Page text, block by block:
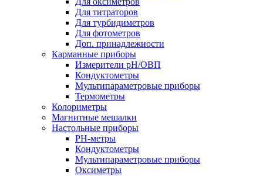
Для титраторов
Для турбидиметров
Для фотометров
Доп. принадлежности
Карманные приборы
Измерители pH/ОВП
Кондуктометры
Мультипараметровые приборы
Термометры
Колориметры
Магнитные мешалки
Настольные приборы
PH-метры
Кондуктометры
Мультипараметровые приборы
Оксиметры